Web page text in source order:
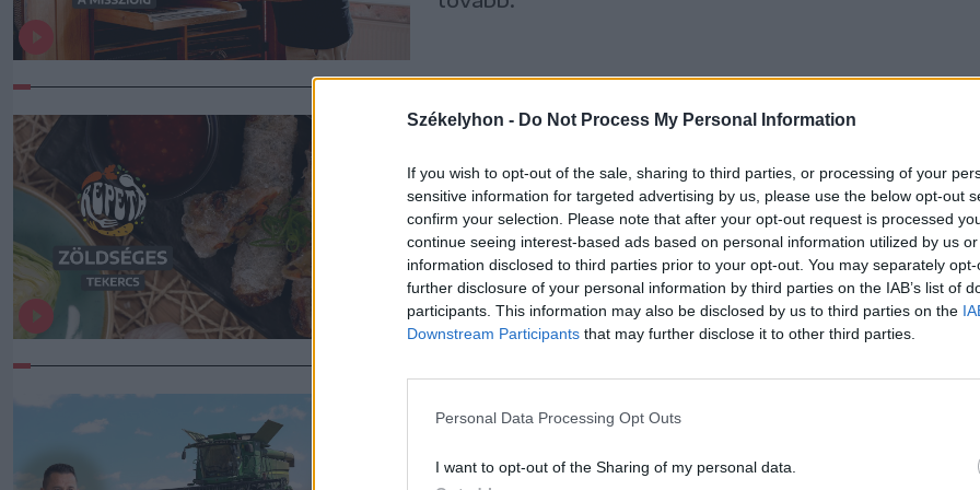
Székelyhon - Do Not Process My Personal Information
If you wish to opt-out of the sale, sharing to third parties, or processing of your
sensitive information for targeted advertising by us, please use the below opt-out
confirm your selection. Please note that after your opt-out request is processed
continue seeing interest-based ads based on personal information utilized by us
information disclosed to third parties prior to your opt-out. You may separately
further disclosure of your personal information by third parties on the IAB’s list of
participants. This information may also be disclosed by us to third parties on the
Downstream Participants that may further disclose it to other third parties.
Personal Data Processing Opt Outs
I want to opt-out of the Sharing of my personal data.
Zöldséges tekercs | Repeta
A zöldséges tavaszi tekercs a távol-keleti
konyhák egyik legismertebb és legkedveltebb
fogása.
Hazatértek, földet béreltek,
Gazdaszemmel